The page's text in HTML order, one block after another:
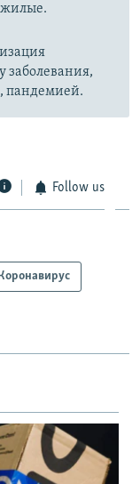
заболевания,
пандемией.
Follow us